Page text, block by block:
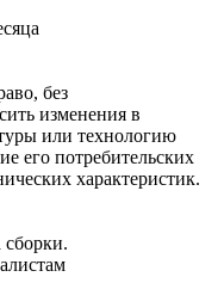
без
изменения в
или технологию
его потребительских
характеристик.
сборки.